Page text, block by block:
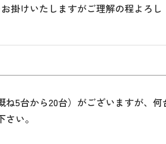
掛けいたしますがご理解の程よろし
5台から20台）がございますが、
い。